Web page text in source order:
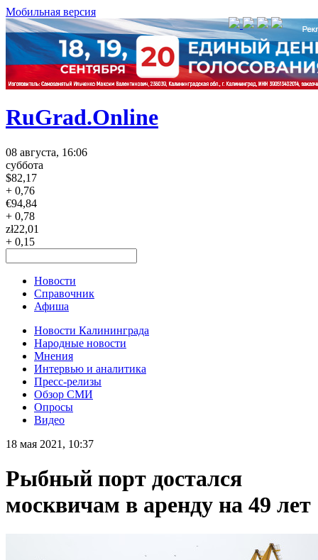
Мобильная версия
RuGrad.Online
08 августа, 16:06
суббота
$82,17
+ 0,76
€94,84
+ 0,78
zł22,01
+ 0,15
Новости
Справочник
Афиша
Новости Калининграда
Народные новости
Мнения
Интервью и аналитика
Пресс-релизы
Обзор СМИ
Опросы
Видео
18 мая 2021, 10:37
Рыбный порт достался
москвичам в аренду на 49 лет